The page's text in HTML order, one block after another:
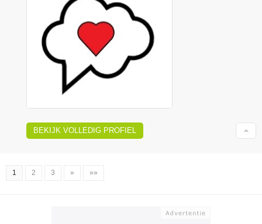
BEKIJK VOLLEDIG PROFIEL
1 2 3 » »»